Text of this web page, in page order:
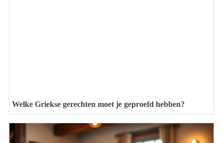
Welke Griekse gerechten moet je geproefd hebben?